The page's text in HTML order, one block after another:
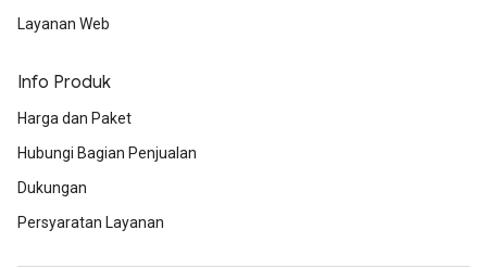
Layanan Web
Info Produk
Harga dan Paket
Hubungi Bagian Penjualan
Dukungan
Persyaratan Layanan